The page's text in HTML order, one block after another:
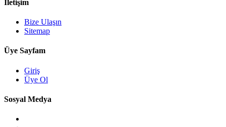
İletişim
Bize Ulaşın
Sitemap
Üye Sayfam
Giriş
Üye Ol
Sosyal Medya